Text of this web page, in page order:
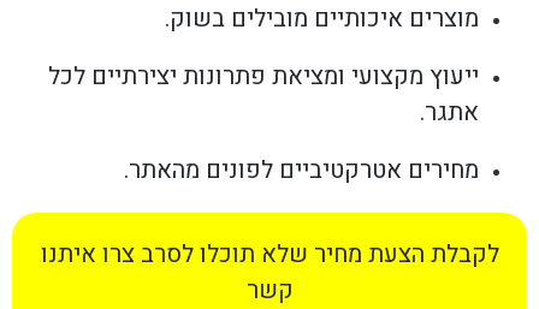
מוצרים איכותיים מובילים בשוק.
ייעוץ מקצועי ומציאת פתרונות יצירתיים לכל
אתגר.
מחירים אטרקטיביים לפונים מהאתר.
לקבלת הצעת מחיר שלא תוכלו לסרב צרו איתנו
קשר